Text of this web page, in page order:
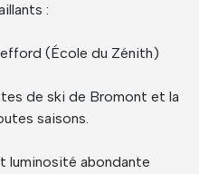
:
(École du Zénith)
de ski de Bromont et la
saisons.
luminosité abondante